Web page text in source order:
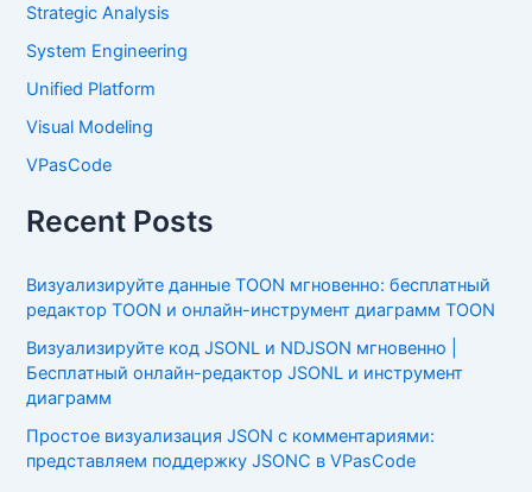
Strategic Analysis
System Engineering
Unified Platform
Visual Modeling
VPasCode
Recent Posts
Визуализируйте данные TOON мгновенно: бесплатный
редактор TOON и онлайн-инструмент диаграмм TOON
Визуализируйте код JSONL и NDJSON мгновенно |
Бесплатный онлайн-редактор JSONL и инструмент
диаграмм
Простое визуализация JSON с комментариями:
представляем поддержку JSONC в VPasCode